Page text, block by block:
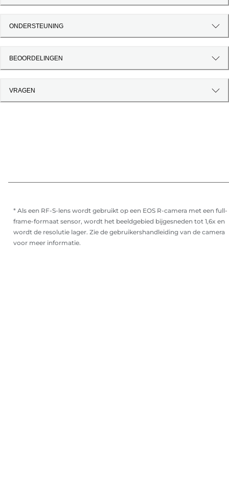
ONDERSTEUNING
BEOORDELINGEN
VRAGEN
* Als een RF-S-lens wordt gebruikt op een EOS R-camera met een full-
frame-formaat sensor, wordt het beeldgebied bijgesneden tot 1,6x en
wordt de resolutie lager. Zie de gebruikershandleiding van de camera
voor meer informatie.